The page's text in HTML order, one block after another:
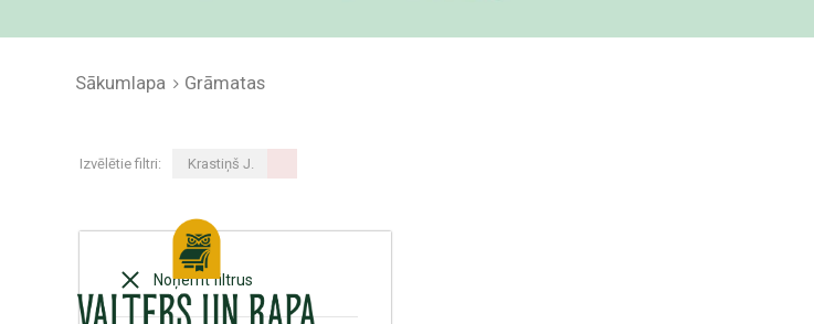
Sākumlapa
Grāmatas
Izvēlētie filtri: Krastiņš J.
Noņemt filtrus